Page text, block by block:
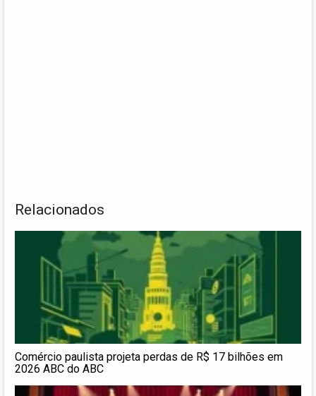
Relacionados
Comércio paulista projeta perdas de R$ 17 bilhões em
2026 ABC do ABC